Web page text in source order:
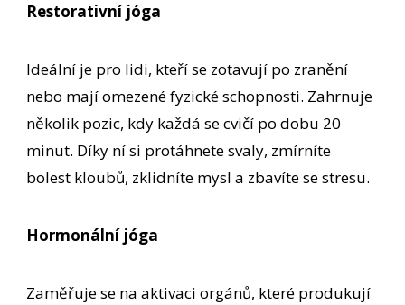
Restorativní jóga
Ideální je pro lidi, kteří se zotavují po zranění
nebo mají omezené fyzické schopnosti. Zahrnuje
několik pozic, kdy každá se cvičí po dobu 20
minut. Díky ní si protáhnete svaly, zmírníte
bolest kloubů, zklidníte mysl a zbavíte se stresu.
Hormonální jóga
Zaměřuje se na aktivaci orgánů, které produkují